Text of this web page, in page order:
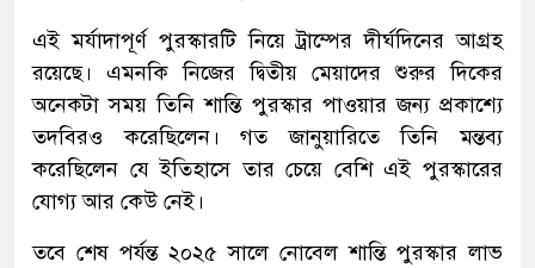
এই মর্যাদাপূর্ণ পুরস্কারটি নিয়ে ট্রাম্পের দীর্ঘদিনের আগ্রহ
রয়েছে। এমনকি নিজের দ্বিতীয় মেয়াদের শুরুর দিকের
অনেকটা সময় তিনি শান্তি পুরস্কার পাওয়ার জন্য প্রকাশ্যে
তদবিরও করেছিলেন। গত জানুয়ারিতে তিনি মন্তব্য
করেছিলেন যে ইতিহাসে তার চেয়ে বেশি এই পুরস্কারের
যোগ্য আর কেউ নেই।
তবে শেষ পর্যন্ত ২০২৫ সালে নোবেল শান্তি পুরস্কার লাভ